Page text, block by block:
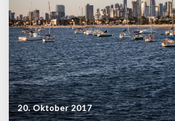
20. Oktober 2017